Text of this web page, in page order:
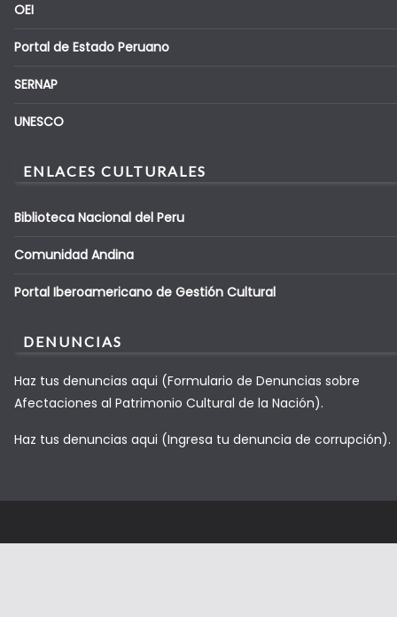
OEI
Portal de Estado Peruano
SERNAP
UNESCO
ENLACES CULTURALES
Biblioteca Nacional del Peru
Comunidad Andina
Portal Iberoamericano de Gestión Cultural
DENUNCIAS
Haz tus denuncias aqui (Formulario de Denuncias sobre
Afectaciones al Patrimonio Cultural de la Nación).
Haz tus denuncias aqui (Ingresa tu denuncia de corrupción).